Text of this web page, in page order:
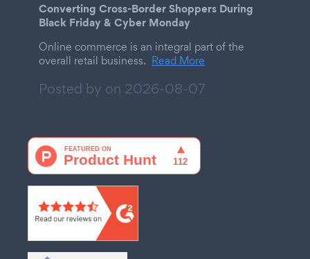
Converting Cross-Border Shoppers During
Black Friday & Cyber Monday
Online commerce is an integral part of the
overall retail business. Read More
Posted by on 2026-08-07